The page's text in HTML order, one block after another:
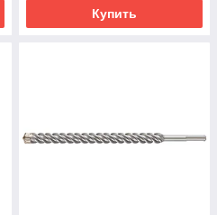
Купить